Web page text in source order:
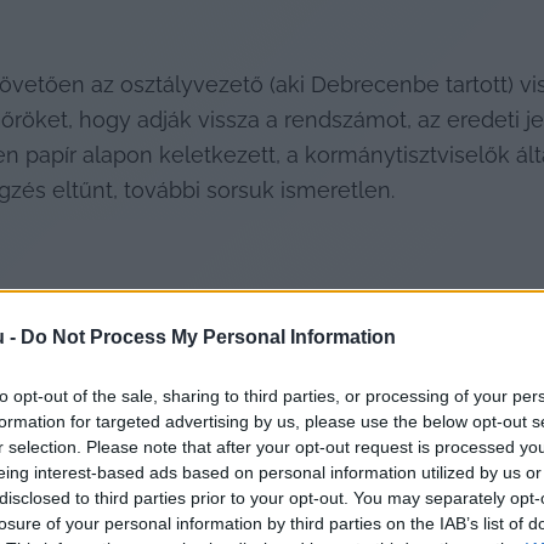
- Do Not Process My Personal Information
opt-out of the sale, sharing to third parties, or processing of your
for targeted advertising by us, please use the below opt-out
selection. Please note that after your opt-out request is processed
interest-based ads based on personal information utilized by us
to third parties prior to your opt-out. You may separately
of your personal information by third parties on the IAB’s list of
az osztályvezető (aki Debrecenbe tartott)
hogy adják vissza a rendszámot, az eredeti
papír alapon keletkezett, a kormánytisztviselők
eltűnt, további sorsuk ismeretlen.
a közokiratokat megsemmisítették vagy
újságíróinknak, a történetben még egy